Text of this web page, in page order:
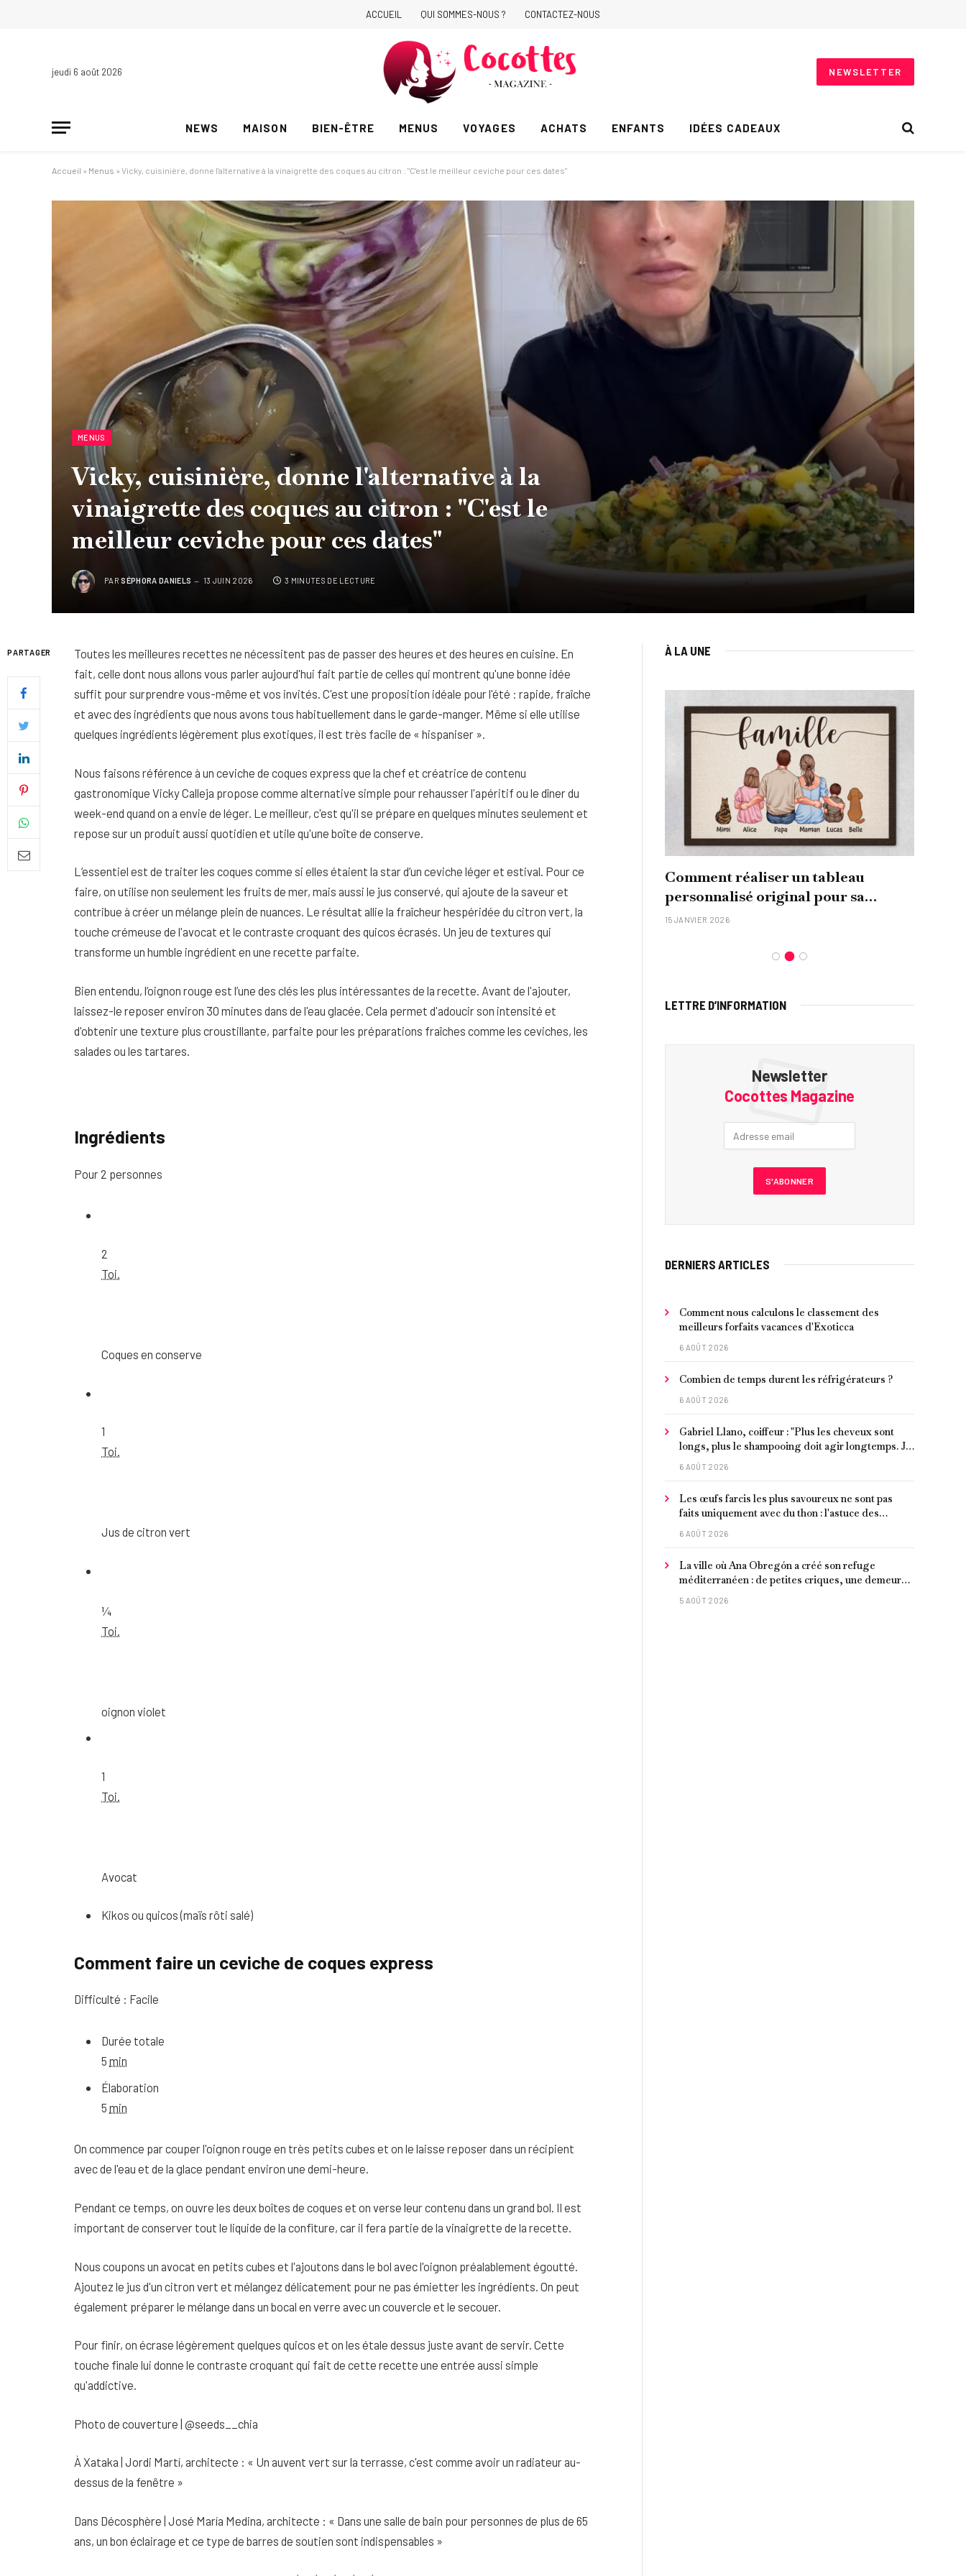
ACCUEIL QUI SOMMES-NOUS ? CONTACTEZ-NOUS
jeudi 6 août 2026 NEWSLETTER
NEWS MAISON BIEN-ÊTRE MENUS VOYAGES ACHATS ENFANTS IDÉES CADEAUX
Accueil » Menus » Vicky, cuisinière, donne l'alternative à la vinaigrette des coques au citron : "C'est le meilleur ceviche pour ces dates"
MENUS
Vicky, cuisinière, donne l'alternative à la
vinaigrette des coques au citron : "C'est le
meilleur ceviche pour ces dates"
PAR SÉPHORA DANIELS 13 JUIN 2026 3 MINUTES DE LECTURE
PARTAGER
Toutes les meilleures recettes ne nécessitent pas de passer des heures et des heures en cuisine. En
fait, celle dont nous allons vous parler aujourd'hui fait partie de celles qui montrent qu'une bonne idée
suffit pour surprendre vous-même et vos invités. C'est une proposition idéale pour l'été : rapide, fraîche
et avec des ingrédients que nous avons tous habituellement dans le garde-manger. Même si elle utilise
quelques ingrédients légèrement plus exotiques, il est très facile de « hispaniser ».
Nous faisons référence à un ceviche de coques express que la chef et créatrice de contenu
gastronomique Vicky Calleja propose comme alternative simple pour rehausser l'apéritif ou le dîner du
week-end quand on a envie de léger. Le meilleur, c'est qu'il se prépare en quelques minutes seulement et
repose sur un produit aussi quotidien et utile qu'une boîte de conserve.
L’essentiel est de traiter les coques comme si elles étaient la star d’un ceviche léger et estival. Pour ce
faire, on utilise non seulement les fruits de mer, mais aussi le jus conservé, qui ajoute de la saveur et
contribue à créer un mélange plein de nuances. Le résultat allie la fraîcheur hespéridée du citron vert, la
touche crémeuse de l'avocat et le contraste croquant des quicos écrasés. Un jeu de textures qui
transforme un humble ingrédient en une recette parfaite.
Bien entendu, l’oignon rouge est l’une des clés les plus intéressantes de la recette. Avant de l'ajouter,
laissez-le reposer environ 30 minutes dans de l'eau glacée. Cela permet d'adoucir son intensité et
d'obtenir une texture plus croustillante, parfaite pour les préparations fraîches comme les ceviches, les
salades ou les tartares.
Ingrédients
Pour 2 personnes
2
Toi.
Coques en conserve
1
Toi.
Jus de citron vert
¼
Toi.
oignon violet
1
Toi.
Avocat
Kikos ou quicos (maïs rôti salé)
Comment faire un ceviche de coques express
Difficulté : Facile
Durée totale
5 min
Élaboration
5 min
On commence par couper l'oignon rouge en très petits cubes et on le laisse reposer dans un récipient
avec de l'eau et de la glace pendant environ une demi-heure.
Pendant ce temps, on ouvre les deux boîtes de coques et on verse leur contenu dans un grand bol. Il est
important de conserver tout le liquide de la confiture, car il fera partie de la vinaigrette de la recette.
Nous coupons un avocat en petits cubes et l'ajoutons dans le bol avec l'oignon préalablement égoutté.
Ajoutez le jus d'un citron vert et mélangez délicatement pour ne pas émietter les ingrédients. On peut
également préparer le mélange dans un bocal en verre avec un couvercle et le secouer.
Pour finir, on écrase légèrement quelques quicos et on les étale dessus juste avant de servir. Cette
touche finale lui donne le contraste croquant qui fait de cette recette une entrée aussi simple
qu'addictive.
Photo de couverture | @seeds__chia
À Xataka | Jordi Martí, architecte : « Un auvent vert sur la terrasse, c'est comme avoir un radiateur au-
dessus de la fenêtre »
Dans Décosphère | José María Medina, architecte : « Dans une salle de bain pour personnes de plus de 65
ans, un bon éclairage et ce type de barres de soutien sont indispensables »
À LA UNE
Quel soin adopter pour une peau
uniforme et lumineuse
Peau sèche et sensible : quels soins
utiliser pour ne pas l’irriter ?
Comment réaliser un tableau
personnalisé original pour sa
famille ?
15 JANVIER 2026
LETTRE D’INFORMATION
Newsletter
Cocottes Magazine
DERNIERS ARTICLES
Comment nous calculons le classement des
meilleurs forfaits vacances d'Exoticca
6 AOÛT 2026
Combien de temps durent les réfrigérateurs ?
6 AOÛT 2026
Gabriel Llano, coiffeur : "Plus les cheveux sont
longs, plus le shampooing doit agir longtemps. Je
conseille de le laisser entre 1 et 3 minutes."
6 AOÛT 2026
Les œufs farcis les plus savoureux ne sont pas
faits uniquement avec du thon : l'astuce des
moules marinées pour les rendre beaucoup plus
6 AOÛT 2026
La ville où Ana Obregón a créé son refuge
méditerranéen : de petites criques, une demeure
de millionnaire face à la mer et les meilleurs fruits
5 AOÛT 2026